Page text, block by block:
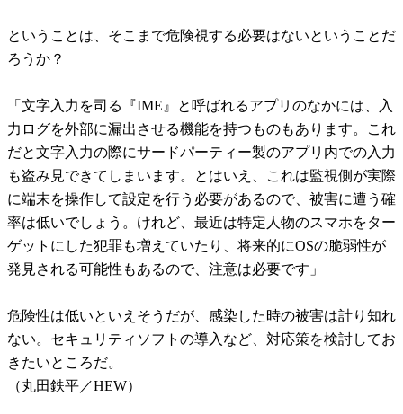
ということは、そこまで危険視する必要はないということだ
ろうか？
「文字入力を司る『IME』と呼ばれるアプリのなかには、入
力ログを外部に漏出させる機能を持つものもあります。これ
だと文字入力の際にサードパーティー製のアプリ内での入力
も盗み見できてしまいます。とはいえ、これは監視側が実際
に端末を操作して設定を行う必要があるので、被害に遭う確
率は低いでしょう。けれど、最近は特定人物のスマホをター
ゲットにした犯罪も増えていたり、将来的にOSの脆弱性が
発見される可能性もあるので、注意は必要です」
危険性は低いといえそうだが、感染した時の被害は計り知れ
ない。セキュリティソフトの導入など、対応策を検討してお
きたいところだ。
（丸田鉄平／HEW）